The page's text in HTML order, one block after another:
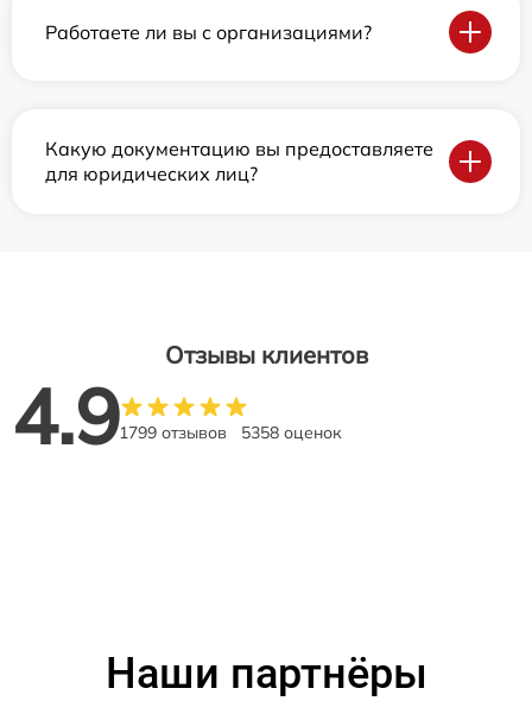
Работаете ли вы с организациями?
Какую документацию вы предоставляете
для юридических лиц?
Отзывы клиентов
4.91799 отзывов 5358 оценок
Наши партнёры